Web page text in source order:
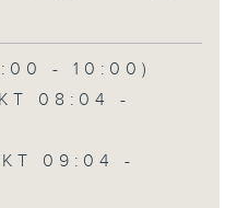
- 10:00)
08:04 -
09:04 -